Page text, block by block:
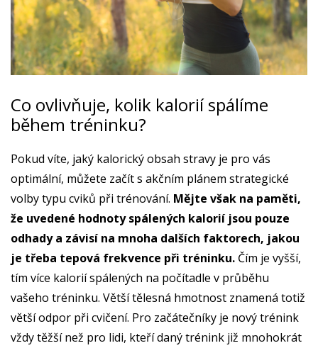
Co ovlivňuje, kolik kalorií spálíme
během tréninku?
Pokud víte, jaký kalorický obsah stravy je pro vás
optimální, můžete začít s akčním plánem strategické
volby typu cviků při trénování. Mějte však na paměti,
že uvedené hodnoty spálených kalorií jsou pouze
odhady a závisí na mnoha dalších faktorech, jakou
je třeba tepová frekvence při tréninku. Čím je vyšší,
tím více kalorií spálených na počítadle v průběhu
vašeho tréninku. Větší tělesná hmotnost znamená totiž
větší odpor při cvičení. Pro začátečníky je nový trénink
vždy těžší než pro lidi, kteří daný trénink již mnohokrát